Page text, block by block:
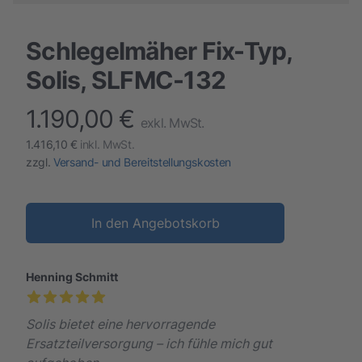
Schlegelmäher Fix-Typ,
Solis, SLFMC-132
finalProduct information
1.190,00 € exkl. MwSt.
1.416,10 € inkl. MwSt.
zzgl. Versand- und Bereitstellungskosten
In den Angebotskorb
Henning Schmitt
Solis bietet eine hervorragende
Ersatzteilversorgung – ich fühle mich gut